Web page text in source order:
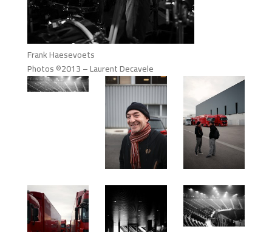
Frank Haesevoets
Photos ©2013 – Laurent Decavele